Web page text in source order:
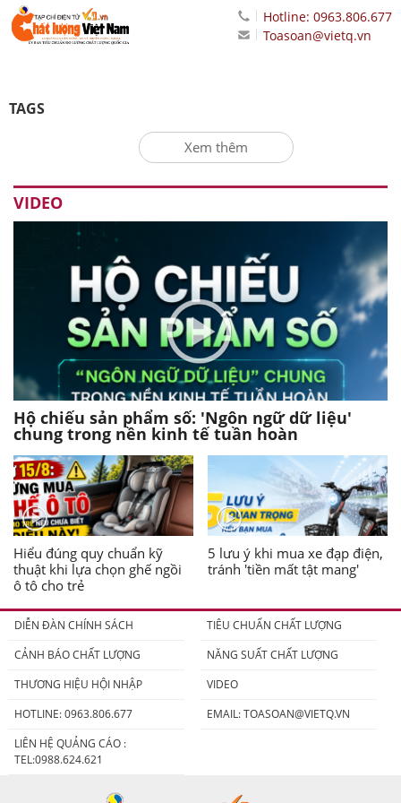
Hotline: 0963.806.677
Toasoan@vietq.vn
TAGS
Xem thêm
VIDEO
Hộ chiếu sản phẩm số: 'Ngôn ngữ dữ liệu'
chung trong nền kinh tế tuần hoàn
Hiểu đúng quy chuẩn kỹ
thuật khi lựa chọn ghế ngồi
ô tô cho trẻ
5 lưu ý khi mua xe đạp điện,
tránh 'tiền mất tật mang'
DIỄN ĐÀN CHÍNH SÁCH
TIÊU CHUẨN CHẤT LƯỢNG
CẢNH BÁO CHẤT LƯỢNG
NĂNG SUẤT CHẤT LƯỢNG
THƯƠNG HIỆU HỘI NHẬP
VIDEO
HOTLINE: 0963.806.677
EMAIL:TOASOAN@VIETQ.VN
LIÊN HỆ QUẢNG CÁO :
TEL:0988.624.621